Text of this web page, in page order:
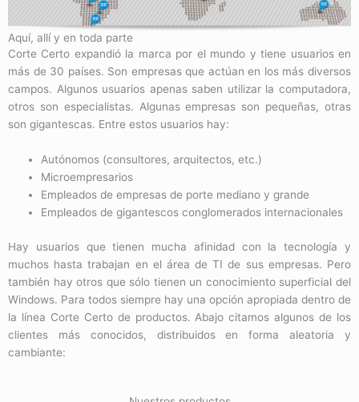
Aquí, allí y en toda parte
Corte Certo expandió la marca por el mundo y tiene usuarios en
más de 30 países. Son empresas que actúan en los más diversos
campos. Algunos usuarios apenas saben utilizar la computadora,
otros son especialistas. Algunas empresas son pequeñas, otras
son gigantescas. Entre estos usuarios hay:
Autónomos (consultores, arquitectos, etc.)
Microempresarios
Empleados de empresas de porte mediano y grande
Empleados de gigantescos conglomerados internacionales
Hay usuarios que tienen mucha afinidad con la tecnología y
muchos hasta trabajan en el área de TI de sus empresas. Pero
también hay otros que sólo tienen un conocimiento superficial del
Windows. Para todos siempre hay una opción apropiada dentro de
la línea Corte Certo de productos. Abajo citamos algunos de los
clientes más conocidos, distribuidos en forma aleatoria y
cambiante: